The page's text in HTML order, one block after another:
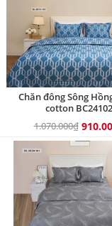
Chăn đông Sông
cotton BC24102
1.070.000₫